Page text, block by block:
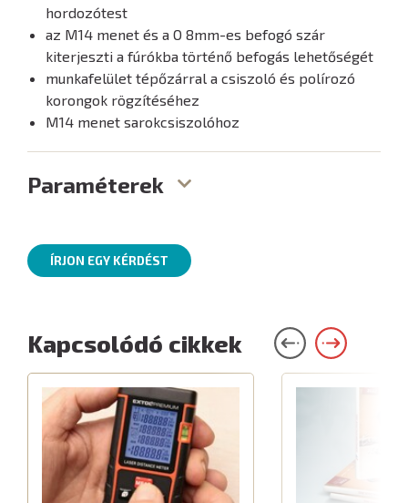
hordozótest
az M14 menet és a O 8mm-es befogó szár
kiterjeszti a fúrókba történő befogás lehetőségét
munkafelület tépőzárral a csiszoló és polírozó
korongok rögzítéséhez
M14 menet sarokcsiszolóhoz
Paraméterek
ÍRJON EGY KÉRDÉST
Kapcsolódó cikkek